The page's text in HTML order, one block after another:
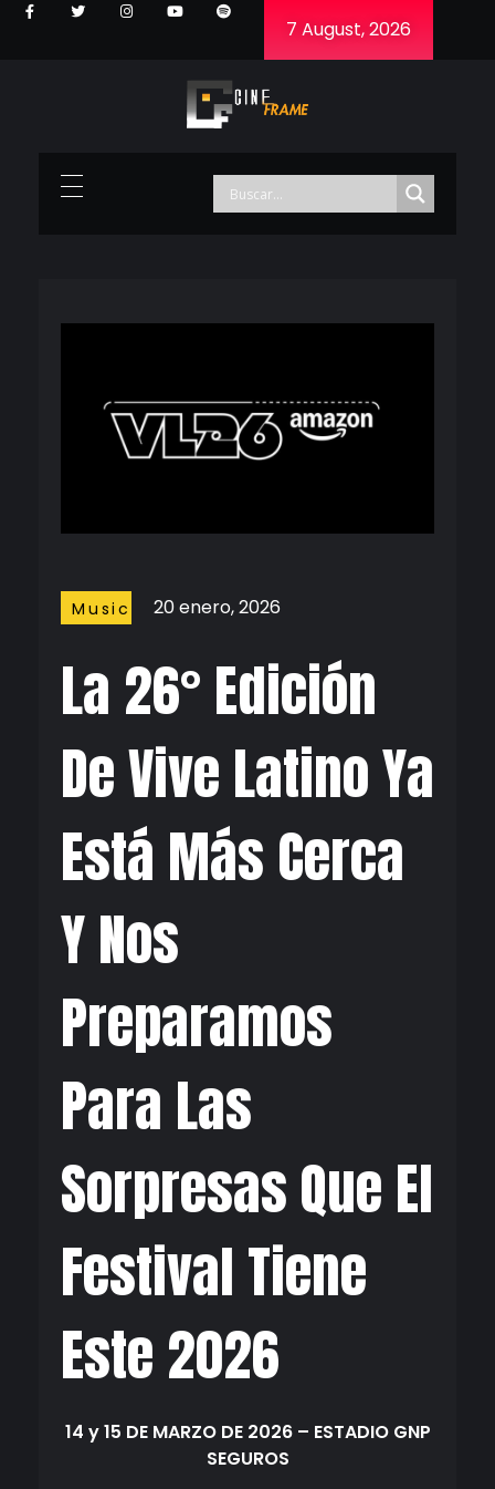
7 August, 2026
La 26° Edición
De Vive Latino Ya
Está Más Cerca
Y Nos
Preparamos
Para Las
Sorpresas Que El
Festival Tiene
Este 2026
20 enero, 2026
Music
14 y 15 DE MARZO DE 2026 – ESTADIO GNP
SEGUROS